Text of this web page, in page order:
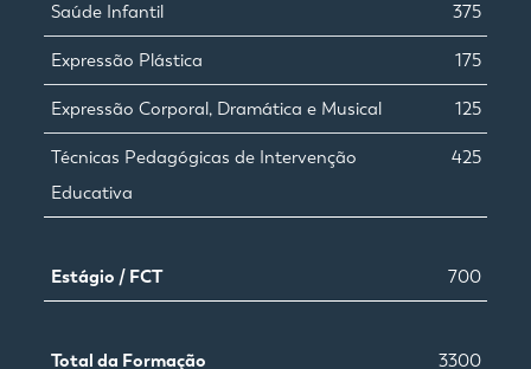
Saúde Infantil 375
Expressão Plástica 175
Expressão Corporal, Dramática e Musical 125
Técnicas Pedagógicas de Intervenção
Educativa
425
Estágio / FCT 700
Total da Formação 3300